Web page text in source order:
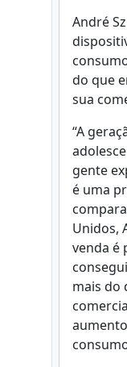
André
do que
sua
“A
gente
é uma
Unidos,
venda é
mais do